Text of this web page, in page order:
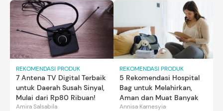
REKOMENDASI PRODUK
7 Antena TV Digital Terbaik
untuk Daerah Susah Sinyal,
Mulai dari Rp80 Ribuan!
Amira Salsabila
REKOMENDASI PRODUK
5 Rekomendasi Hospital
Bag untuk Melahirkan,
Aman dan Muat Banyak
Annisa Karnesyia